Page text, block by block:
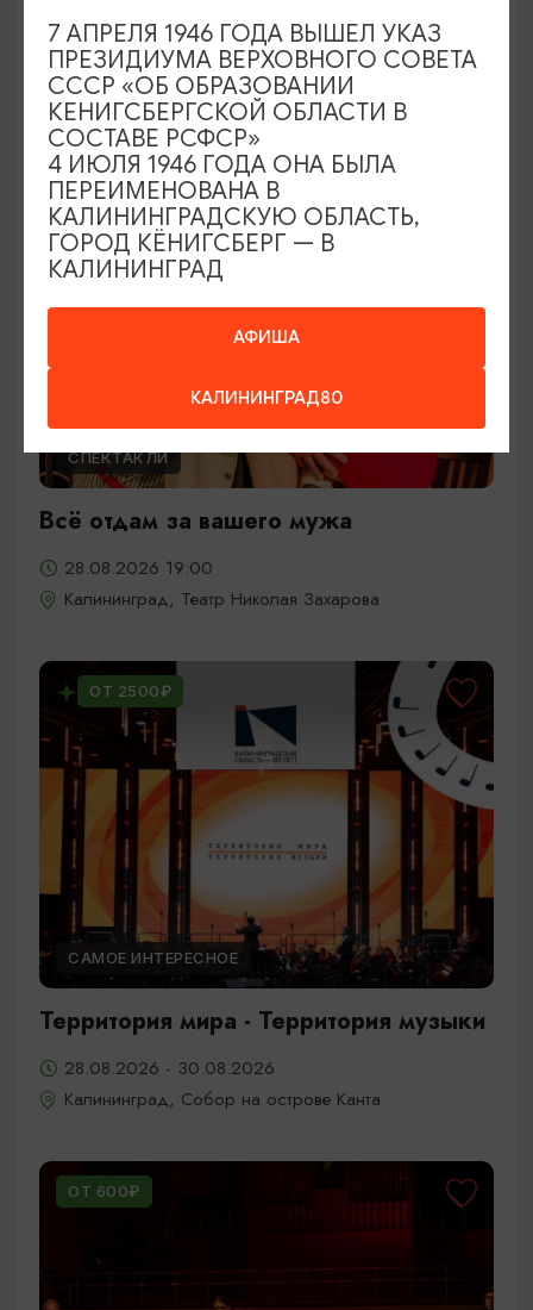
Ужин дураков
28.08.2026 19:00
Гурьевск, Центр культуры и досуга г. Гурьевск
ОТ 1200₽ ПУШКИНСКАЯ КАРТА
СПЕКТАКЛИ
Всё отдам за вашего мужа
28.08.2026 19:00
Калининград, Театр Николая Захарова
ОТ 2500₽
САМОЕ ИНТЕРЕСНОЕ
Территория мира - Территория музыки
28.08.2026 - 30.08.2026
Калининград, Собор на острове Канта
ОТ 600₽
АФИША
КАЛИНИНГРАД80
7 АПРЕЛЯ 1946 ГОДА ВЫШЕЛ УКАЗ
ПРЕЗИДИУМА ВЕРХОВНОГО СОВЕТА
СССР «ОБ ОБРАЗОВАНИИ
КЕНИГСБЕРГСКОЙ ОБЛАСТИ В
СОСТАВЕ РСФСР»
4 ИЮЛЯ 1946 ГОДА ОНА БЫЛА
ПЕРЕИМЕНОВАНА В
КАЛИНИНГРАДСКУЮ ОБЛАСТЬ,
ГОРОД КЁНИГСБЕРГ — В
КАЛИНИНГРАД